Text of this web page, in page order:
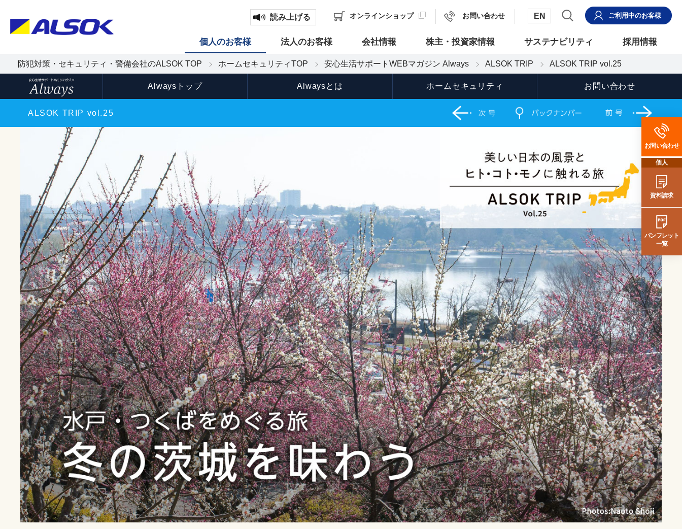
読み上げる オンラインショップ お問い合わせ EN ご利用中のお客様
個人のお客様 法人のお客様 会社情報 株主・投資家情報 サステナビリティ 採用情報
防犯対策・セキュリティ・警備会社のALSOK TOP ホームセキュリティTOP 安心生活サポートWEBマガジン Always ALSOK TRIP ALSOK TRIP vol.25
Alwaysトップ Alwaysとは ホームセキュリティ お問い合わせ
ALSOK TRIP vol.25
お問い合わせ
個人
資料請求
パンフレット
一覧